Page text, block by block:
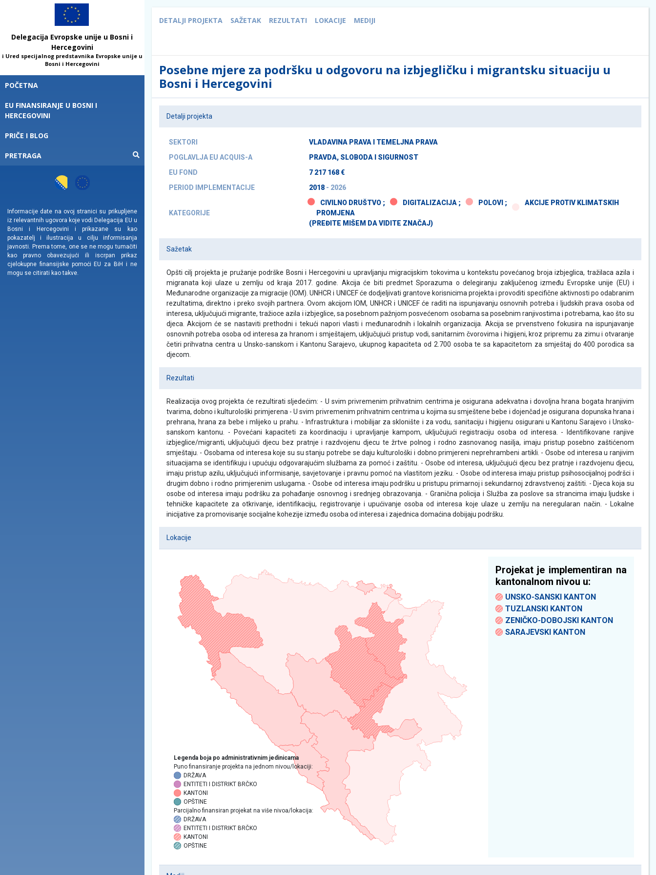
Delegacija Evropske unije u Bosni i
Hercegovini
i Ured specijalnog predstavnika Evropske unije u
Bosni i Hercegovini
POČETNA
EU FINANSIRANJE U BOSNI I
HERCEGOVINI
PRIČE I BLOG
PRETRAGA
Informacije date na ovoj stranici su prikupljene
iz relevantnih ugovora koje vodi Delegacija EU u
Bosni i Hercegovini i prikazane su kao
pokazatelj i ilustracija u cilju informisanja
javnosti. Prema tome, one se ne mogu tumačiti
kao pravno obavezujući ili iscrpan prikaz
cjelokupne finansijske pomoći EU za BiH i ne
mogu se citirati kao takve.
DETALJI PROJEKTA SAŽETAK REZULTATI LOKACIJE MEDIJI
Posebne mjere za podršku u odgovoru na izbjegličku i migrantsku situaciju u
Bosni i Hercegovini
Detalji projekta
SEKTORI
VLADAVINA PRAVA I TEMELJNA PRAVA
POGLAVLJA EU ACQUIS-A
PRAVDA, SLOBODA I SIGURNOST
EU FOND
7 217 168 €
PERIOD IMPLEMENTACIJE
2018 - 2026
KATEGORIJE
CIVILNO DRUŠTVO ; DIGITALIZACIJA ; POLOVI ;
AKCIJE PROTIV KLIMATSKIH
PROMJENA
(PREĐITE MIŠEM DA VIDITE ZNAČAJ)
Sažetak
Opšti cilj projekta je pružanje podrške Bosni i Hercegovini u upravljanju migracijskim tokovima u kontekstu povećanog broja izbjeglica, tražilaca azila i
migranata koji ulaze u zemlju od kraja 2017. godine. Akcija će biti predmet Sporazuma o delegiranju zaključenog između Evropske unije (EU) i
Međunarodne organizacije za migracije (IOM). UNHCR i UNICEF će dodjeljivati grantove korisnicima projekta i provoditi specifične aktivnosti po odabranim
rezultatima, direktno i preko svojih partnera. Ovom akcijom IOM, UNHCR i UNICEF će raditi na ispunjavanju osnovnih potreba i ljudskih prava osoba od
interesa, uključujući migrante, tražioce azila i izbjeglice, sa posebnom pažnjom posvećenom osobama sa posebnim ranjivostima i potrebama, kao što su
djeca. Akcijom će se nastaviti prethodni i tekući napori vlasti i međunarodnih i lokalnih organizacija. Akcija se prvenstveno fokusira na ispunjavanje
osnovnih potreba osoba od interesa za hranom i smještajem, uključujući pristup vodi, sanitarnim čvorovima i higijeni, kroz pripremu za zimu i otvaranje
četiri prihvatna centra u Unsko-sanskom i Kantonu Sarajevo, ukupnog kapaciteta od 2.700 osoba te sa kapacitetom za smještaj do 400 porodica sa
djecom.
Rezultati
Realizacija ovog projekta će rezultirati sljedećim: - U svim privremenim prihvatnim centrima je osigurana adekvatna i dovoljna hrana bogata hranjivim
tvarima, dobno i kulturološki primjerena - U svim privremenim prihvatnim centrima u kojima su smještene bebe i dojenčad je osigurana dopunska hrana i
prehrana, hrana za bebe i mlijeko u prahu. - Infrastruktura i mobilijar za sklonište i za vodu, sanitaciju i higijenu osigurani u Kantonu Sarajevo i Unsko-
sanskom kantonu. - Povećani kapaciteti za koordinaciju i upravljanje kampom, uključujući registraciju osoba od interesa. - Identifikovane ranjive
izbjeglice/migranti, uključujući djecu bez pratnje i razdvojenu djecu te žrtve polnog i rodno zasnovanog nasilja, imaju pristup posebno zaštićenom
smještaju. - Osobama od interesa koje su su stanju potrebe se daju kulturološki i dobno primjereni neprehrambeni artikli. - Osobe od interesa u ranjivim
situacijama se identifikuju i upućuju odgovarajućim službama za pomoć i zaštitu. - Osobe od interesa, uključujući djecu bez pratnje i razdvojenu djecu,
imaju pristup azilu, uključujući informisanje, savjetovanje i pravnu pomoć na vlastitom jeziku. - Osobe od interesa imaju pristup psihosocijalnoj podršci i
drugim dobno i rodno primjerenim uslugama. - Osobe od interesa imaju podršku u pristupu primarnoj i sekundarnoj zdravstvenoj zaštiti. - Djeca koja su
osobe od interesa imaju podršku za pohađanje osnovnog i srednjeg obrazovanja. - Granična policija i Služba za poslove sa strancima imaju ljudske i
tehničke kapacitete za otkrivanje, identifikaciju, registrovanje i upućivanje osoba od interesa koje ulaze u zemlju na neregularan način. - Lokalne
inicijative za promovisanje socijalne kohezije između osoba od interesa i zajednica domaćina dobijaju podršku.
Lokacije
Legenda boja po administrativnim jedinicama
Puno finansiranje projekta na jednom nivou/lokaciji:
DRŽAVA
ENTITETI I DISTRIKT BRČKO
KANTONI
OPŠTINE
Parcijalno finansiran projekat na više nivoa/lokacija:
DRŽAVA
ENTITETI I DISTRIKT BRČKO
KANTONI
OPŠTINE
Projekat je implementiran na
kantonalnom nivou u:
UNSKO-SANSKI KANTON
TUZLANSKI KANTON
ZENIČKO-DOBOJSKI KANTON
SARAJEVSKI KANTON